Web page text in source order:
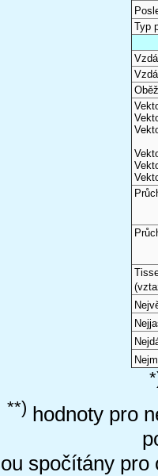
Typ
**) hodnoty pro
spočítány pro